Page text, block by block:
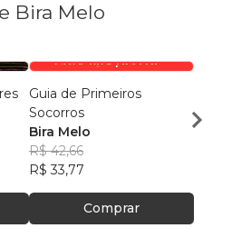
Bira Melo
Guia de Primeiros
Socorros
Bira Melo
R$ 42,66
R$ 33,77
Comprar
Bira
R$